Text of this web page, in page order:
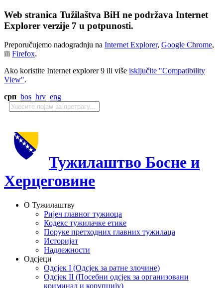
Web stranica Tužilaštva BiH ne podržava Internet
Explorer verzije 7 u potpunosti.
Preporučujemo nadogradnju na Internet Explorer, Google Chrome,
ili Firefox.
Ako koristite Internet explorer 9 ili više isključite "Compatibility
View".
срп bos hrv eng
Тужилаштво Босне и
Херцеговине
О Тужилаштву
Ријеч главног тужиоца
Кодекс тужилачке етике
Поруке претходних главних тужилаца
Историјат
Надлежности
Одсјеци
Одсјек I (Одсјек за ратне злочине)
Одсјек II (Посебни одсјек за организовани
криминал и корупцију)